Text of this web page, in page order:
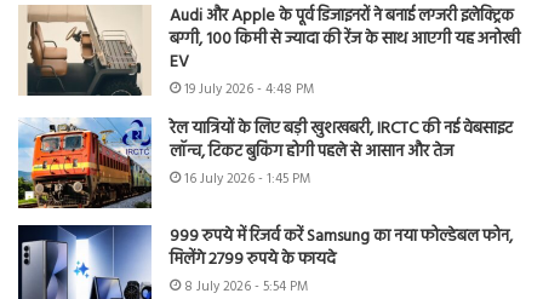
Audi और Apple के पूर्व डिजाइनरों ने बनाई लग्जरी इलेक्ट्रिक
बग्गी, 100 किमी से ज्यादा की रेंज के साथ आएगी यह अनोखी
EV
19 July 2026 - 4:48 PM
रेल यात्रियों के लिए बड़ी खुशखबरी, IRCTC की नई वेबसाइट
लॉन्च, टिकट बुकिंग होगी पहले से आसान और तेज
16 July 2026 - 1:45 PM
999 रुपये में रिजर्व करें Samsung का नया फोल्डेबल फोन,
मिलेंगे 2799 रुपये के फायदे
8 July 2026 - 5:54 PM